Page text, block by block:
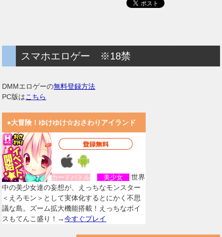
スマホエロゲー ※18禁
DMMエロゲーの無料登録方法
PC版はこちら
●大冒険！ゆけゆけ☆おさわりアイランド
カードバトル 美少女
世界
中の美少女達の妄想が、えっちなモンスター
＜えろモン＞として実体化するとにかく不思
議な島。ズーム拡大機能搭載！えっちなボイ
スもてんこ盛り！→今すぐプレイ